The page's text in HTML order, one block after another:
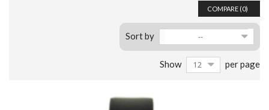
COMPARE (0)
Sort by --
Show 12 per page